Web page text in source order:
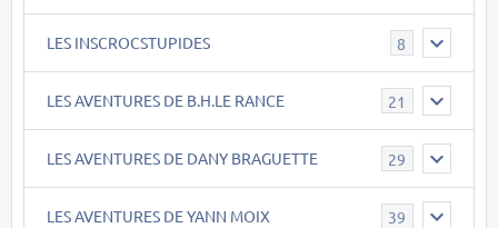
LES INSCROCSTUPIDES 8
LES AVENTURES DE B.H.LE RANCE 21
LES AVENTURES DE DANY BRAGUETTE 29
LES AVENTURES DE YANN MOIX 39